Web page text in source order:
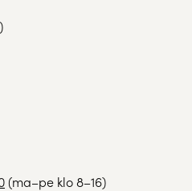
(ma–pe klo 8–16)